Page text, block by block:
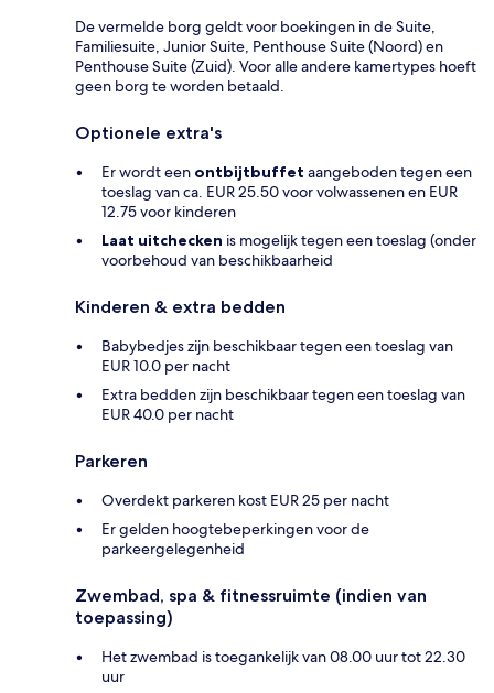
De vermelde borg geldt voor boekingen in de Suite,
Familiesuite, Junior Suite, Penthouse Suite (Noord) en
Penthouse Suite (Zuid). Voor alle andere kamertypes hoeft
geen borg te worden betaald.
Optionele extra's
Er wordt een ontbijtbuffet aangeboden tegen een
toeslag van ca. EUR 25.50 voor volwassenen en EUR
12.75 voor kinderen
Laat uitchecken is mogelijk tegen een toeslag (onder
voorbehoud van beschikbaarheid
Kinderen & extra bedden
Babybedjes zijn beschikbaar tegen een toeslag van
EUR 10.0 per nacht
Extra bedden zijn beschikbaar tegen een toeslag van
EUR 40.0 per nacht
Parkeren
Overdekt parkeren kost EUR 25 per nacht
Er gelden hoogtebeperkingen voor de
parkeergelegenheid
Zwembad, spa & fitnessruimte (indien van
toepassing)
Het zwembad is toegankelijk van 08.00 uur tot 22.30
uur